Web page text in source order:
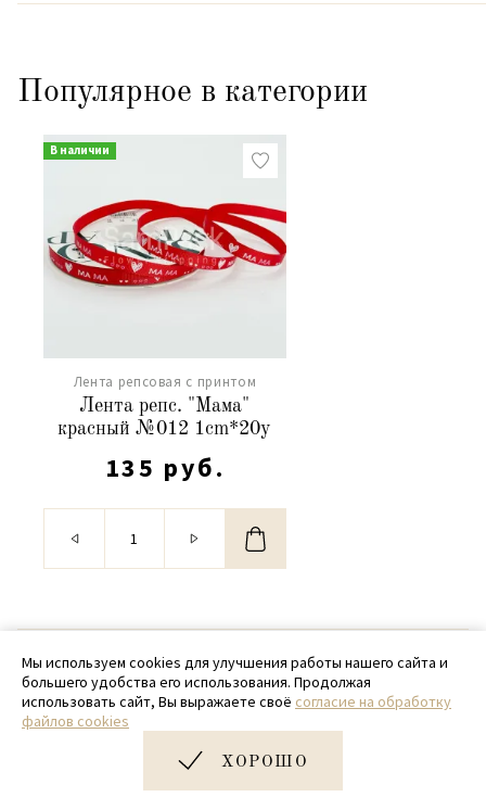
Популярное в категории
В наличии
Лента репсовая с принтом
Лента репс. "Мама"
красный №012 1cm*20y
135 руб.
© 2020 - 2026 SamPack
+ 7 (918) 699-97-87
zakaz@sampack.store
Дизайн и разработка сайта
Мы используем cookies для улучшения работы нашего сайта и
большего удобства его использования. Продолжая
использовать сайт, Вы выражаете своё согласие на обработку
файлов cookies
ХОРОШО